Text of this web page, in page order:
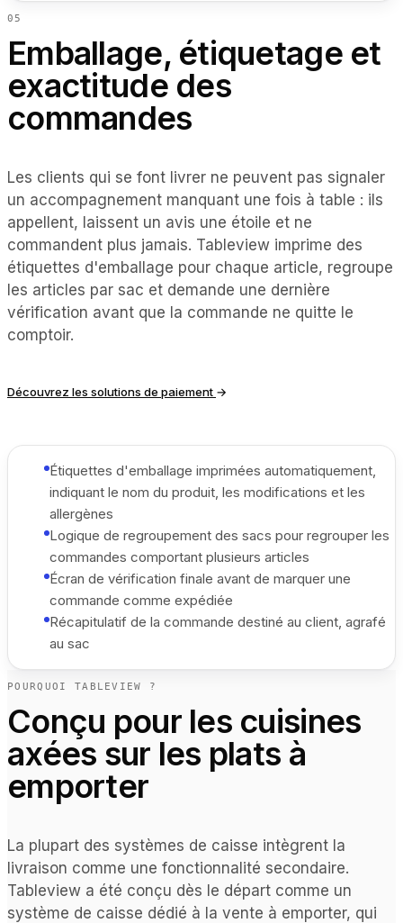
05
Emballage, étiquetage et
exactitude des
commandes
Les clients qui se font livrer ne peuvent pas signaler
un accompagnement manquant une fois à table : ils
appellent, laissent un avis une étoile et ne
commandent plus jamais. Tableview imprime des
étiquettes d'emballage pour chaque article, regroupe
les articles par sac et demande une dernière
vérification avant que la commande ne quitte le
comptoir.
Découvrez les solutions de paiement →
Étiquettes d'emballage imprimées automatiquement,
indiquant le nom du produit, les modifications et les
allergènes
Logique de regroupement des sacs pour regrouper les
commandes comportant plusieurs articles
Écran de vérification finale avant de marquer une
commande comme expédiée
Récapitulatif de la commande destiné au client, agrafé
au sac
POURQUOI TABLEVIEW ?
Conçu pour les cuisines
axées sur les plats à
emporter
La plupart des systèmes de caisse intègrent la
livraison comme une fonctionnalité secondaire.
Tableview a été conçu dès le départ comme un
système de caisse dédié à la vente à emporter, qui